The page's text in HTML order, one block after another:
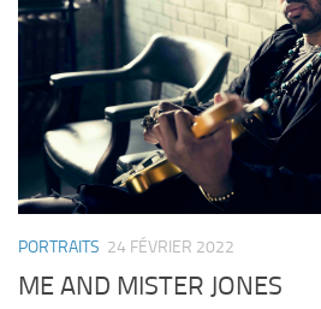
PORTRAITS 24 FÉVRIER 2022
ME AND MISTER JONES